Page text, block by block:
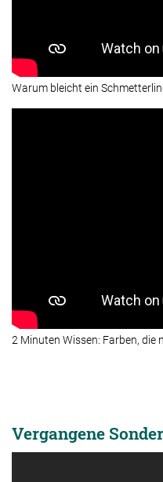
Warum bleicht ein
2 Minuten Wissen: Farben, die
Vergangene